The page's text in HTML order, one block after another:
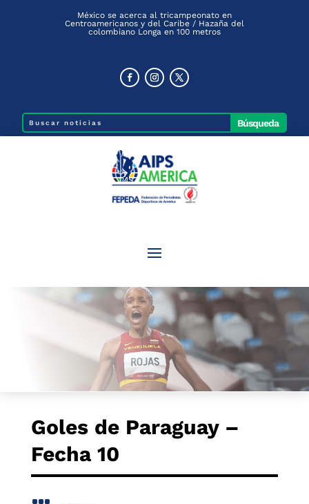
México se acerca al tricampeonato en
Centroamericanos y del Caribe / Hazaña del
colombiano Longa en 100 metros
Goles de Paraguay –
Fecha 10